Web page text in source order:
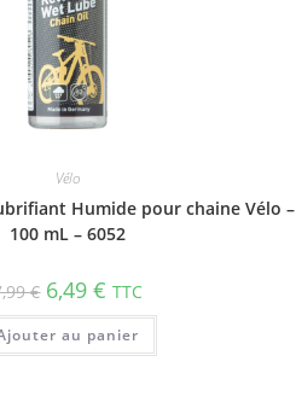
Vélo
Humide pour chaine Vélo –
100 mL – 6052
€ 6,49€ TTC
au panier